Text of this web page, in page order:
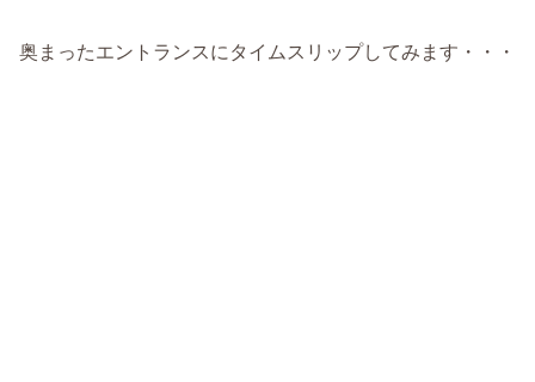
奥まったエントランスにタイムスリップしてみます・・・